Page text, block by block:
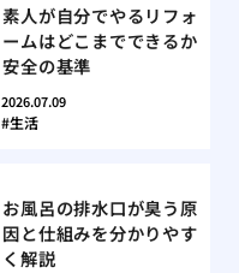
素人が自分でやるリフォ
ームはどこまでできるか
安全の基準
2026.07.09
生活
お風呂の排水口が臭う原
因と仕組みを分かりやす
く解説